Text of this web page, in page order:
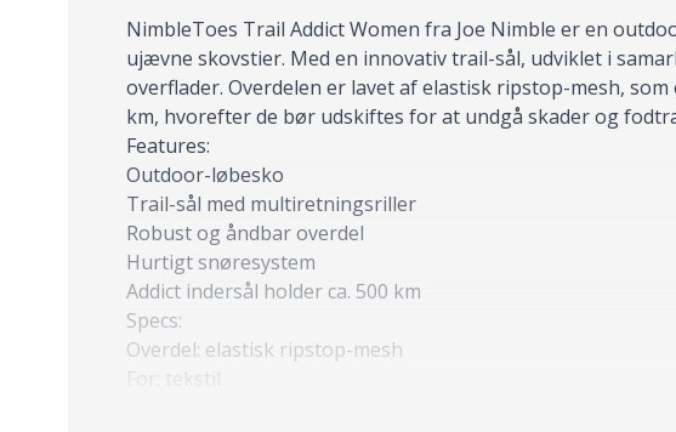
NimbleToes Trail Addict Women fra Joe Nimble er en
ujævne skovstier. Med en innovativ trail-sål, udviklet i
overflader. Overdelen er lavet af elastisk ripstop-mesh,
km, hvorefter de bør udskiftes for at undgå skader og
Features:
Outdoor-løbesko
Trail-sål med multiretningsriller
Robust og åndbar overdel
Hurtigt snøresystem
Addict indersål holder ca. 500 km
Specs:
Overdel: elastisk ripstop-mesh
For: tekstil